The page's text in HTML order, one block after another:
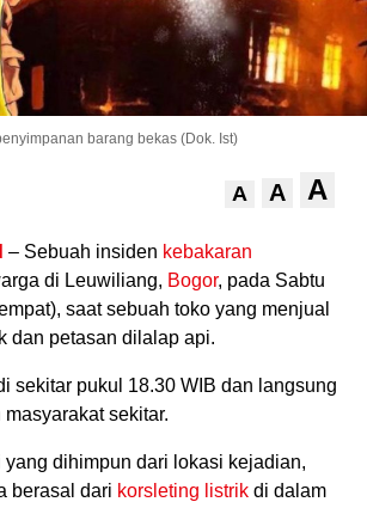
barang bekas (Dok. Ist)
A A A
– Sebuah insiden kebakaran
di Leuwiliang, Bogor, pada Sabtu
saat sebuah toko yang menjual
dan petasan dilalap api.
sekitar pukul 18.30 WIB dan langsung
sekitar.
yang dihimpun dari lokasi kejadian,
berasal dari korsleting listrik di dalam